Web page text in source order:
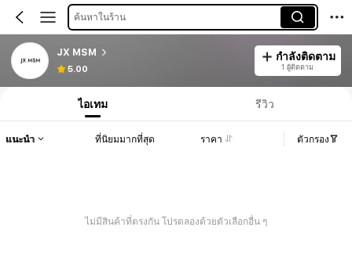
ค้นหาในร้าน
JX MSM
5.00
กำลังติดตาม
1 ผู้ติดตาม
ไอเทม รีวิว
แนะนำ ที่นิยมมากที่สุด ราคา ตัวกรอง
ไม่มีสินค้าที่ตรงกัน โปรดลองด้วยตัวเลือกอื่น ๆ